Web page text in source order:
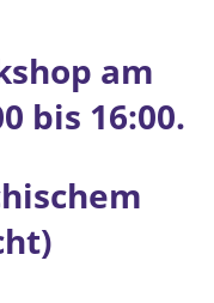
am
bis 16:00.